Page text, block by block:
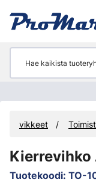
Tarvikkeet
Tuotekoodi: TO-